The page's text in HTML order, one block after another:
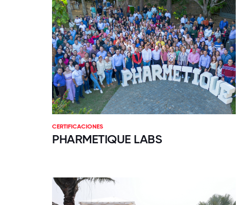
CERTIFICACIONES
PHARMETIQUE LABS